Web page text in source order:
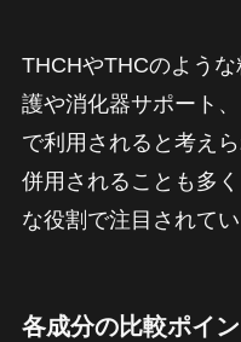
THCHやTHCのよう
護や消化器サポート
で利用されると考え
併用されることも多
な役割で注目されてい
各成分の比較ポイン